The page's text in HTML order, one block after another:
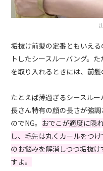
垢抜け前髪の定番ともいえ
トしたシースルーバング。
を取り入れるときには、前髪
たとえば薄過ぎるシースル
長さん特有の顔の長さが強
のでNG。 おでこが適度に隠
し、毛先は丸くカールをつ
のお悩みを解消しつつ垢抜
すよ。